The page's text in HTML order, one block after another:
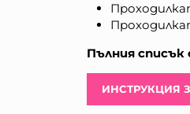
Пълния
ИНСТРУКЦИЯ